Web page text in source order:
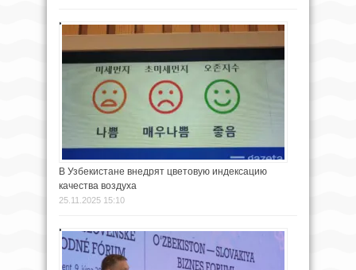
В Узбекистане внедрят цветовую индексацию
качества воздуха
25.11.2025 15:10